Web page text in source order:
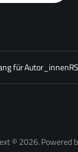
für Autor_innen
© 2026. Powered